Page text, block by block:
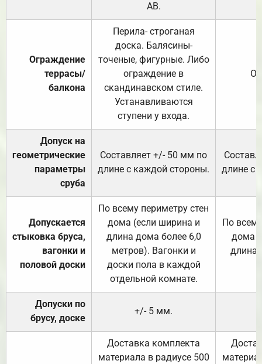
АВ.
Ограждение
террасы/
балкона
Перила- строганая
доска. Балясины-
точеные, фигурные. Либо
ограждение в
скандинавском стиле.
Устанавливаются
ступени у входа.
Допуск на
геометрические
параметры
сруба
Составляет +/- 50 мм по
длине с каждой стороны.
длине с
Допускается
стыковка бруса,
вагонки и
половой доски
По всему периметру стен
дома (если ширина и
длина дома более 6,0
метров). Вагонки и
доски пола в каждой
отдельной комнате.
По
дома
длина
Допуски по
брусу, доске
+/- 5 мм.
Доставка комплекта
материала в радиусе 500